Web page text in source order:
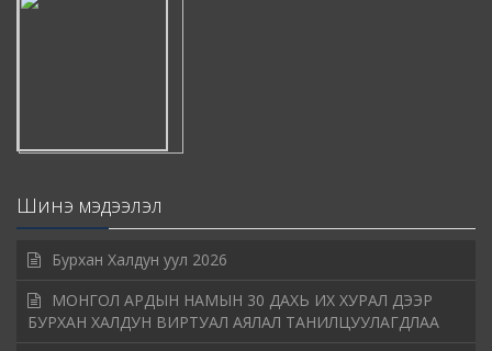
Шинэ мэдээлэл
Бурхан Халдун уул 2026
МОНГОЛ АРДЫН НАМЫН 30 ДАХЬ ИХ ХУРАЛ ДЭЭР
БУРХАН ХАЛДУН ВИРТУАЛ АЯЛАЛ ТАНИЛЦУУЛАГДЛАА